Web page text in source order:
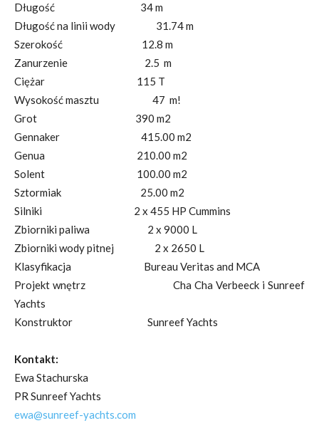
Długość 34 m
Długość na linii wody 31.74 m
Szerokość 12.8 m
Zanurzenie 2.5 m
Ciężar 115 T
Wysokość masztu 47 m!
Grot 390 m2
Gennaker 415.00 m2
Genua 210.00 m2
Solent 100.00 m2
Sztormiak 25.00 m2
Silniki 2 x 455 HP Cummins
Zbiorniki paliwa 2 x 9000 L
Zbiorniki wody pitnej 2 x 2650 L
Klasyfikacja Bureau Veritas and MCA
Projekt wnętrz Cha Cha Verbeeck i Sunreef
Yachts
Konstruktor Sunreef Yachts
Kontakt:
Ewa Stachurska
PR Sunreef Yachts
ewa@sunreef-yachts.com